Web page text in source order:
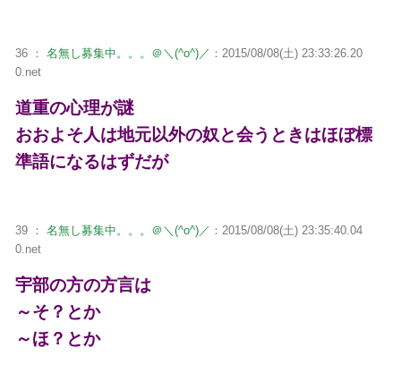
36 ： 名無し募集中。。。＠＼(^o^)／ ：2015/08/08(土) 23:33:26.20
0.net
道重の心理が謎
おおよそ人は地元以外の奴と会うときはほぼ標
準語になるはずだが
39 ： 名無し募集中。。。＠＼(^o^)／ ：2015/08/08(土) 23:35:40.04
0.net
宇部の方の方言は
～そ？とか
～ほ？とか